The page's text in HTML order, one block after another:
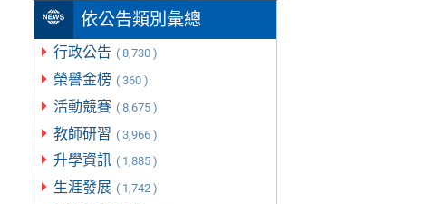
依公告類別彙總
行政公告 ( 8,730 )
榮譽金榜 ( 360 )
活動競賽 ( 8,675 )
教師研習 ( 3,966 )
升學資訊 ( 1,885 )
生涯發展 ( 1,742 )